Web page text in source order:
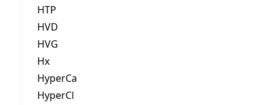
HTP
HVD
HVG
Hx
HyperCa
HyperCl